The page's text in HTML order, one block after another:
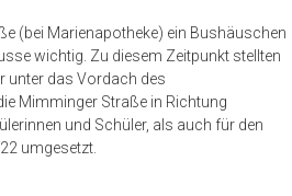
(bei Marienapotheke) ein Bushäuschen
wichtig. Zu diesem Zeitpunkt stellten
unter das Vordach des
Mimminger Straße in Richtung
und Schüler, als auch für den
umgesetzt.